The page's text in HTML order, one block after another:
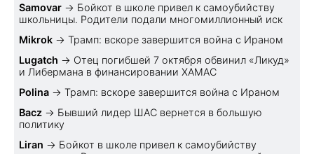
Samovar → Бойкот в школе привел к самоубийству
школьницы. Родители подали многомиллионный иск
Mikrok → Трамп: вскоре завершится война с Ираном
Lugatch → Отец погибшей 7 октября обвинил «Ликуд»
и Либермана в финансировании ХАМАС
Polina → Трамп: вскоре завершится война с Ираном
Bacz → Бывший лидер ШАС вернется в большую
политику
Liran → Бойкот в школе привел к самоубийству